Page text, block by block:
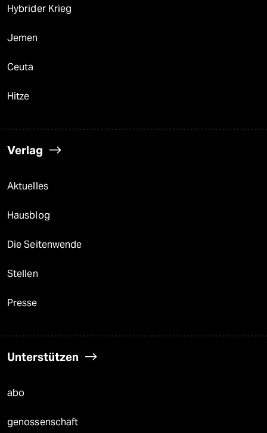
Hybrider Krieg
Jemen
Ceuta
Hitze
Verlag
Aktuelles
Hausblog
Die Seitenwende
Stellen
Presse
Unterstützen
abo
genossenschaft